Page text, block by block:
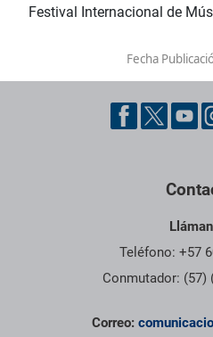
Festival Internacional de
Fecha
Teléfono: +57
Conmutador: (57)
Correo: